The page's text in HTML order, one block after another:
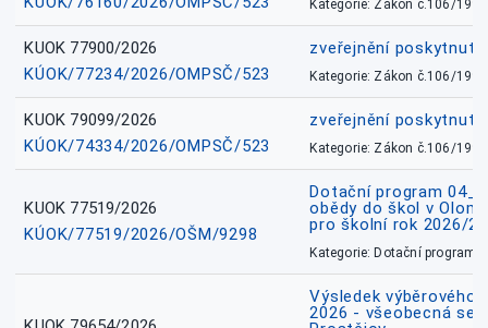
Kategorie: Zákon č.106/1999
KUOK 77900/2026
KÚOK/77234/2026/OMPSČ/523
zveřejnění
Kategorie: Zákon č.106/1999
KUOK 79099/2026
KÚOK/74334/2026/OMPSČ/523
zveřejnění
Kategorie: Zákon č.106/1999
KUOK 77519/2026
KÚOK/77519/2026/OŠM/9298
Dotační program
obědy do škol v
pro školní rok 2026/
Kategorie: Dotační
Výsledek výběrového
2026 - všeobecná